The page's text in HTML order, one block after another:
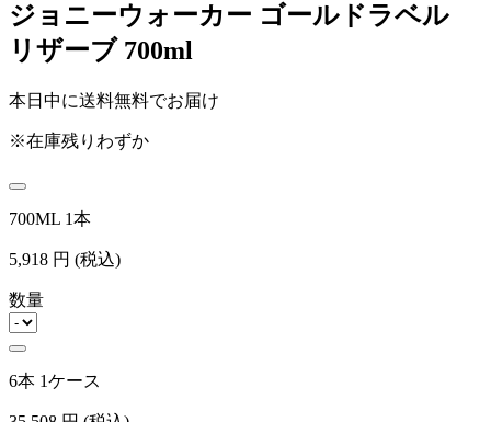
ジョニーウォーカー ゴールドラベル
リザーブ 700ml
本日中に送料無料でお届け
※在庫残りわずか
700ML 1本
5,918 円 (税込)
数量
6本 1ケース